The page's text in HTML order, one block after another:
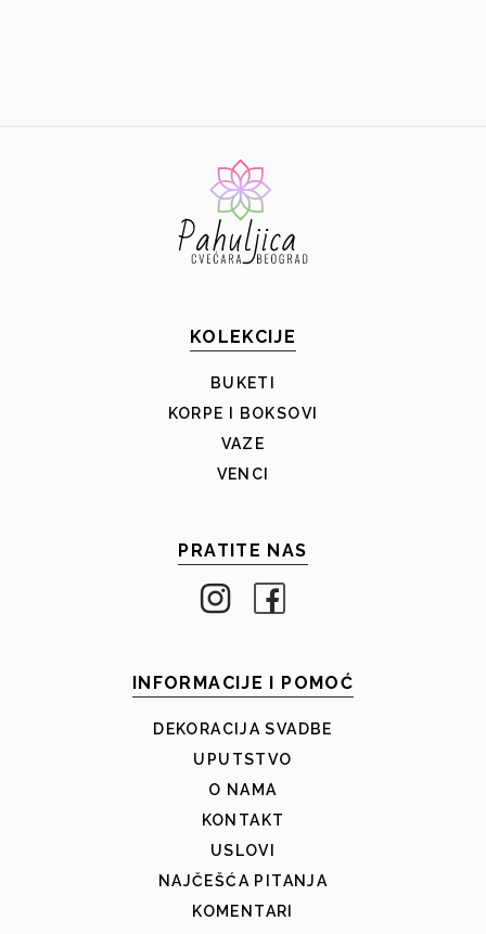
KOLEKCIJE
BUKETI
KORPE I BOKSOVI
VAZE
VENCI
PRATITE NAS
INFORMACIJE I POMOĆ
DEKORACIJA SVADBE
UPUTSTVO
O NAMA
KONTAKT
USLOVI
NAJČEŠĆA PITANJA
KOMENTARI